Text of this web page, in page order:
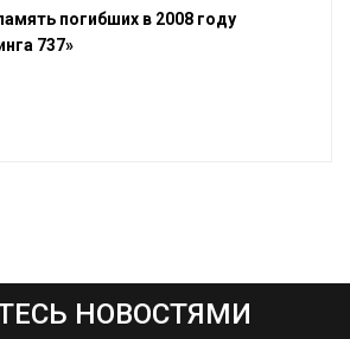
погибших в 2008 году
737»
НОВОСТЯМИ